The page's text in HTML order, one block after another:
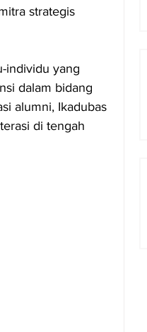
strategis
individu yang
dalam bidang
alumni, Ikadubas
di tengah